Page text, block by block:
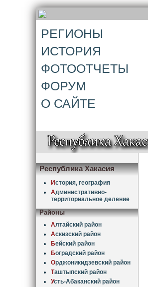
РЕГИОНЫ
ИСТОРИЯ
ФОТООТЧЕТЫ
ФОРУМ
О САЙТЕ
Республика Хакасия
История, география
Административно-
территориальное деление
Районы
Алтайский район
Аскизский район
Бейский район
Боградский район
Орджоникидзевский район
Таштыпский район
Усть-Абаканский район